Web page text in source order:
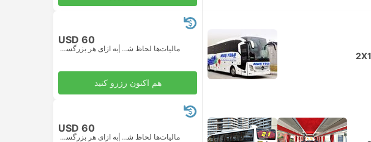
USD 60
مالیات‌ها لحاظ شده | به ازای هر بزرگسال
هم اکنون رزرو کنید
USD 60
مالیات‌ها لحاظ شده | به ازای هر بزرگسال